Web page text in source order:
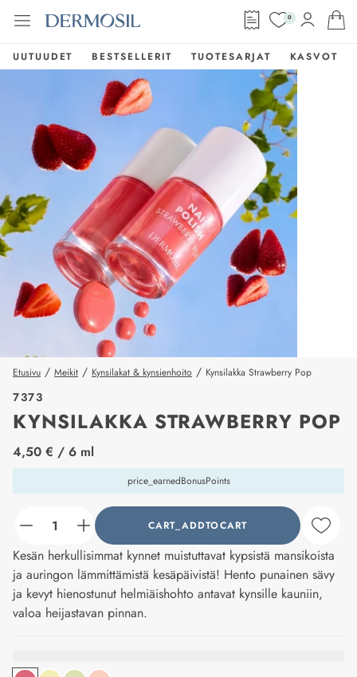
0
UUTUUDET BESTSELLERIT TUOTESARJAT KASVOT
Etusivu / Meikit / Kynsilakat & kynsienhoito / Kynsilakka Strawberry Pop
7373
KYNSILAKKA STRAWBERRY POP
price_label
4,50 € / 6 ml
price_earnedBonusPoints
counter_current CART_ADDTOCART
Kesän herkullisimmat kynnet muistuttavat kypsistä mansikoista
ja auringon lämmittämistä kesäpäivistä! Hento punainen sävy
ja kevyt hienostunut helmiäishohto antavat kynsille kauniin,
valoa heijastavan pinnan.